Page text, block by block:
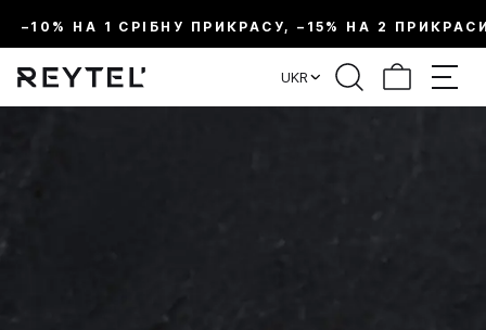
–10% НА 1 СРІБНУ ПРИКРАСУ, –15% НА 2
UKR